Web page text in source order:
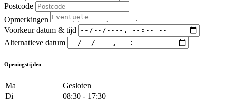
Postcode
Opmerkingen
Voorkeur datum & tijd
Alternatieve datum
Openingstijden
Ma
Gesloten
Di
08:30 - 17:30